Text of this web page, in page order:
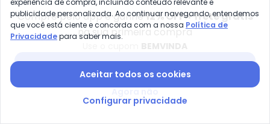
ou3xdeR$ 29,99semjuros
GANHE 30% OFF
ou4xdeR$ 34,99semjuros
-36%
Compre pelo app e ganhe12% OFF + frete grátis
na sua primeira compra
experiência de compra, incluindo conteúdo relevante e
publicidade personalizada. Ao continuar navegando, entendemos
que você está ciente e concorda com a nossa Política de
Privacidadepara saber mais.
Aceitar todos os cookies
Configurar privacidade